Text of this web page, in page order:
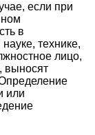
если при
в
технике,
лицо,
выносят
или